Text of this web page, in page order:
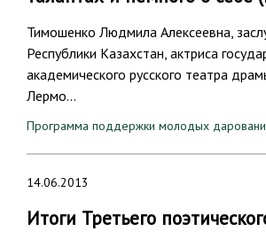
Тимошенко Людмила Алексеевна,
Республики Казахстан, актриса
академического русского театра
Лермо…
Программа поддержки молодых
14.06.2013
Итоги Третьего